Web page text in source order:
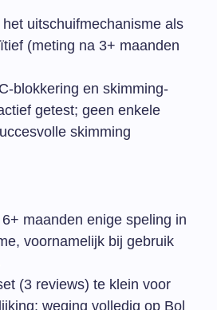
uitschuifmechanisme als
(meting na 3+ maanden
blokkering en skimming-
getest; geen enkele
skimming
maanden enige speling in
voornamelijk bij gebruik
(3 reviews) te klein voor
weging volledig op Bol